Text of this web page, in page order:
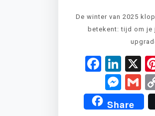
De winter van 2025
betekent: tijd om je
X
Share